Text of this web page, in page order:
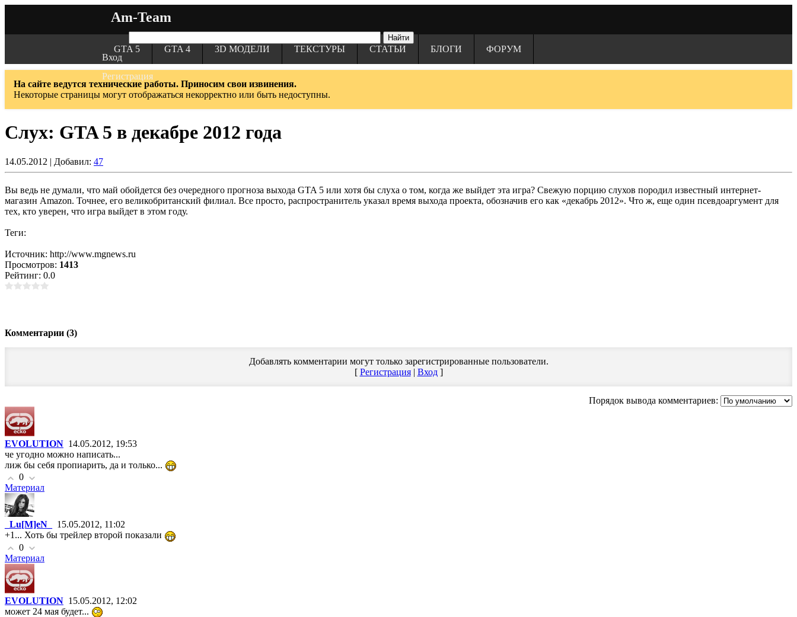
Am-Team
Вход
Регистрация
GTA 5 GTA 4 3D МОДЕЛИ ТЕКСТУРЫ СТАТЬИ БЛОГИ ФОРУМ
На сайте ведутся технические работы. Приносим свои извинения.
Некоторые страницы могут отображаться некорректно или быть недоступны.
Слух: GTA 5 в декабре 2012 года
14.05.2012 | Добавил: 47
Вы ведь не думали, что май обойдется без очередного прогноза выхода GTA 5 или хотя бы слуха о том, когда же выйдет эта игра? Свежую порцию слухов породил известный интернет-
магазин Amazon. Точнее, его великобританский филиал. Все просто, распространитель указал время выхода проекта, обозначив его как «декабрь 2012». Что ж, еще один псевдоаргумент для
тех, кто уверен, что игра выйдет в этом году.
Теги:
Источник: http://www.mgnews.ru
Просмотров: 1413
Рейтинг: 0.0
Комментарии (3)
Добавлять комментарии могут только зарегистрированные пользователи.
[ Регистрация| Вход]
Порядок вывода комментариев:
EVOLUTION 14.05.2012, 19:53
че угодно можно написать...
лиж бы себя пропиарить, да и только...
0
Материал
_Lu[M]eN_
15.05.2012, 11:02
+1... Хоть бы трейлер второй показали
0
Материал
EVOLUTION 15.05.2012, 12:02
может 24 мая будет...